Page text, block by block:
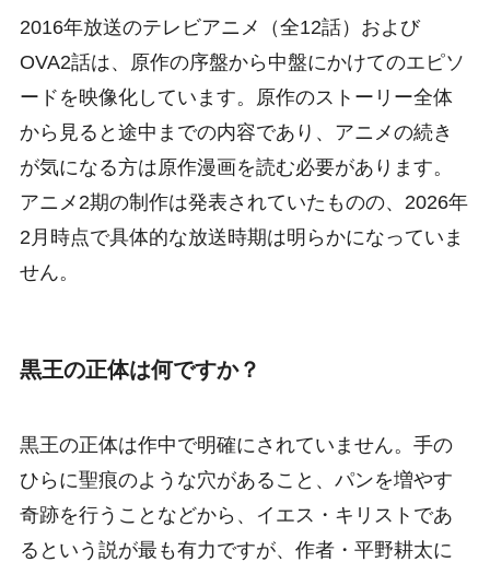
2016年放送のテレビアニメ（全12話）および
OVA2話は、原作の序盤から中盤にかけてのエピソ
ードを映像化しています。原作のストーリー全体
から見ると途中までの内容であり、アニメの続き
が気になる方は原作漫画を読む必要があります。
アニメ2期の制作は発表されていたものの、2026年
2月時点で具体的な放送時期は明らかになっていま
せん。
黒王の正体は何ですか？
黒王の正体は作中で明確にされていません。手の
ひらに聖痕のような穴があること、パンを増やす
奇跡を行うことなどから、イエス・キリストであ
るという説が最も有力ですが、作者・平野耕太に